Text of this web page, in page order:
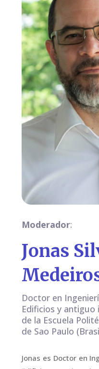
Moderador:
Jonas
Doctor en
Edificios y
de la Escuela
de Sao Paulo
Jonas es Doctor en